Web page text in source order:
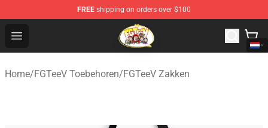
FREE shipping on orders over $100
Open menu
FGTeeV Store - Official FGTeeV Merchandise Shop
Home/FGTeeV Toebehoren/FGTeeV Zakken